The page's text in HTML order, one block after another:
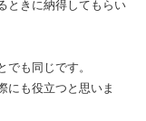
ときに納得してもらい
も同じです。
にも役立つと思いま